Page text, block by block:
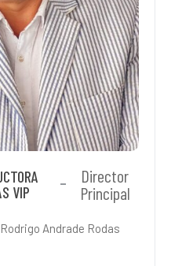
VIP
Director
Principal
Andrade Rodas